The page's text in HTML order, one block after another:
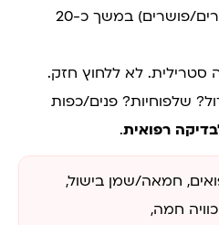
(קרירים/פושרים) במשך כ-20
סטרילית. לא ללחוץ חזק.
שלפוחיות? פנים/כפות
רפואית.
חמאה/שמן בישול,
חמה,